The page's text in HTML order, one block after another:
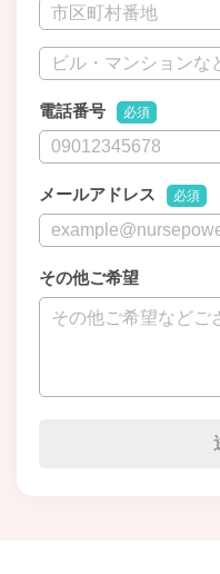
電話番号 必須
メールアドレス 必須
その他ご希望